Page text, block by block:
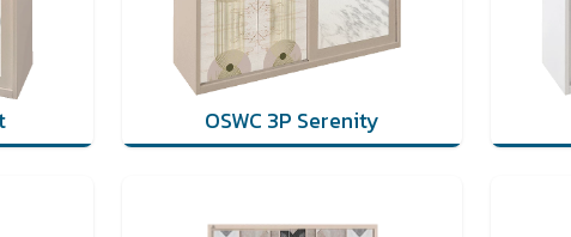
OSWC 3P Serenity